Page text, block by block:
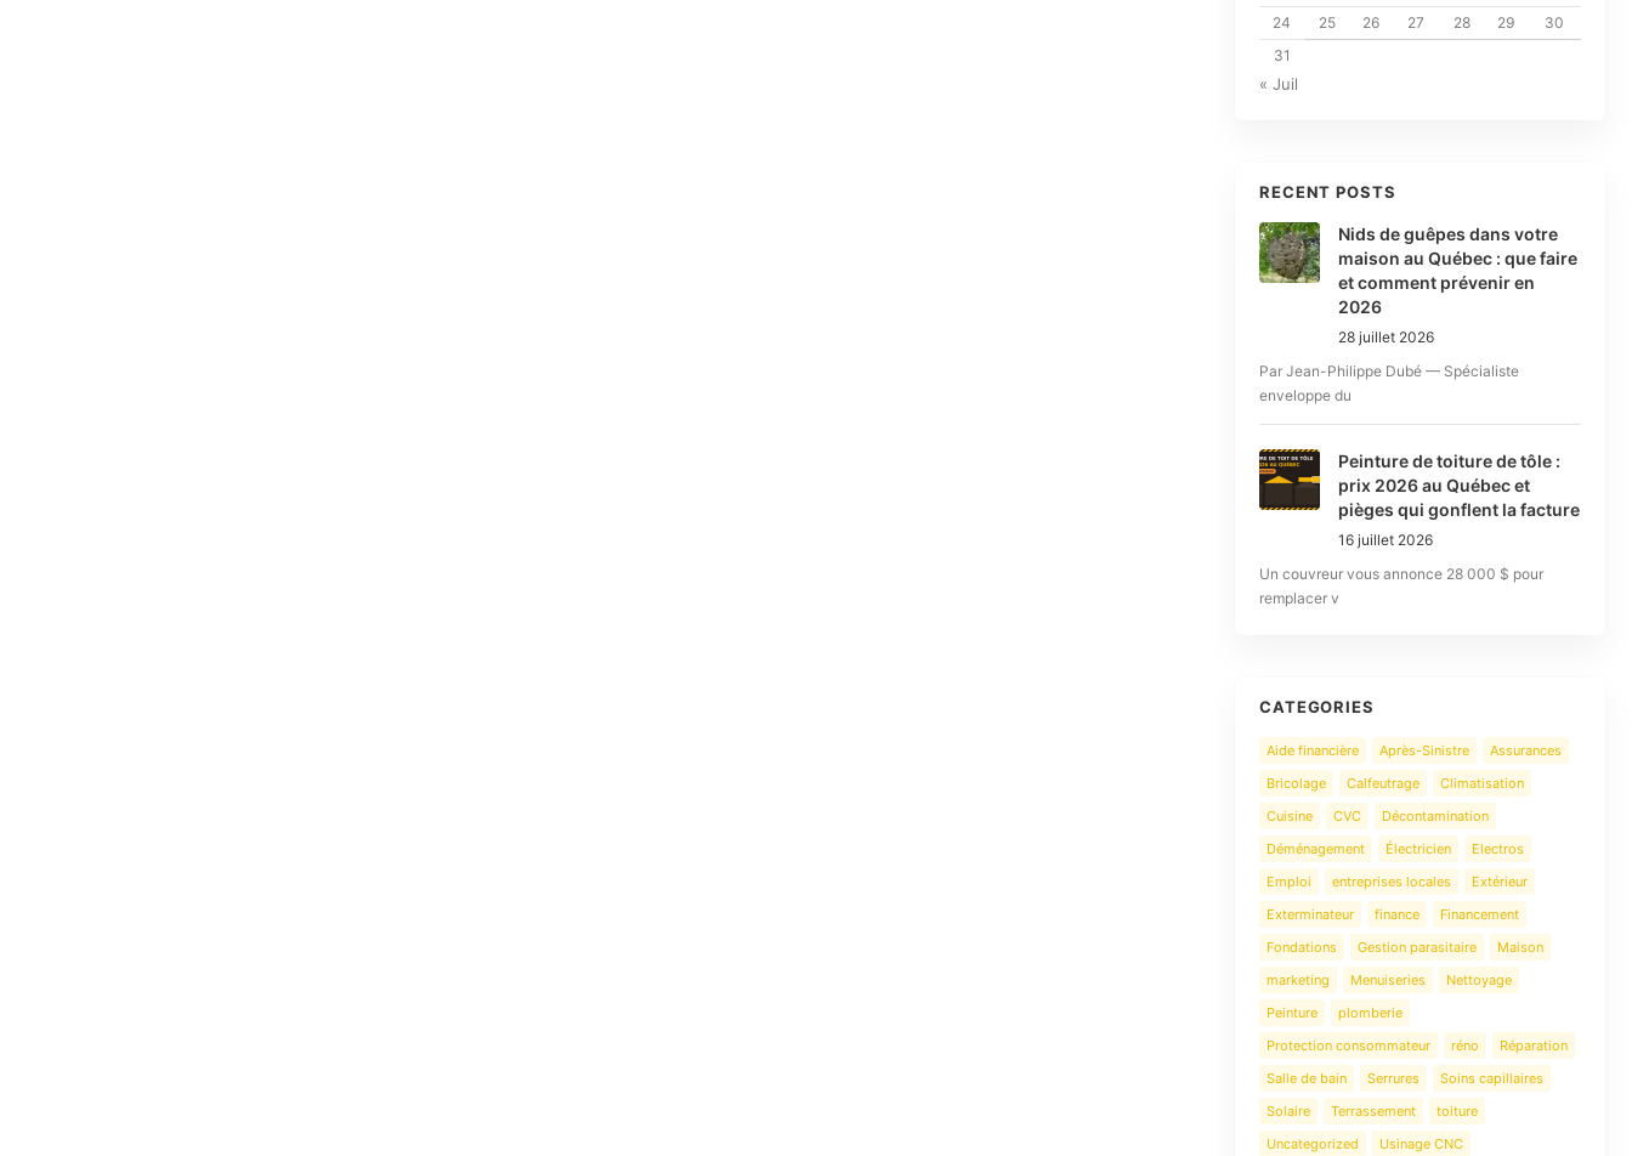
24
25 26 27 28 29
30
31
« Juil
RECENT POSTS
Nids de guêpes dans votre
maison au Québec : que faire
et comment prévenir en
2026
28 juillet 2026
Par Jean-Philippe Dubé — Spécialiste
enveloppe du
Peinture de toiture de tôle :
prix 2026 au Québec et
pièges qui gonflent la facture
16 juillet 2026
Un couvreur vous annonce 28 000 $ pour
remplacer v
CATEGORIES
Aide financière Après-Sinistre
Assurances
Bricolage
Calfeutrage
Climatisation
Cuisine
CVC
Décontamination
Déménagement
Électricien
Electros
Emploi
entreprises locales
Extérieur
Exterminateur
finance
Financement
Fondations
Gestion parasitaire
Maison
marketing
Menuiseries
Nettoyage
Peinture
plomberie
Protection consommateur
réno
Réparation
Salle de bain
Serrures
Soins capillaires
Solaire
Terrassement
toiture
Uncategorized
Usinage CNC